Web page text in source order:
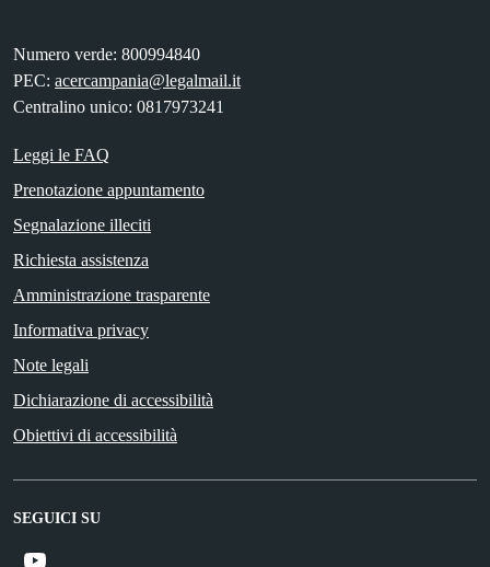
Numero verde: 800994840
PEC: acercampania@legalmail.it
Centralino unico: 0817973241
Leggi le FAQ
Prenotazione appuntamento
Segnalazione illeciti
Richiesta assistenza
Amministrazione trasparente
Informativa privacy
Note legali
Dichiarazione di accessibilità
Obiettivi di accessibilità
SEGUICI SU